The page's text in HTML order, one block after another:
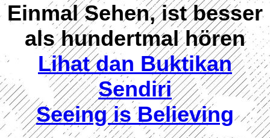
Einmal Sehen, ist besser
als hundertmal hören
Lihat dan Buktikan
Sendiri
Seeing is Believing